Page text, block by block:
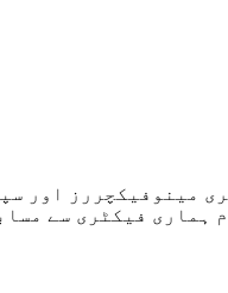
اور
ہماری فیکٹری سے